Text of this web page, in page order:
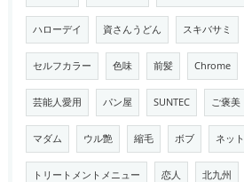
ハローデイ 資さんうどん スキバサミ
セルフカラー 色味 前髪 Chrome
芸能人愛用 パン屋 SUNTEC ご褒美
マダム ウル艶 縮毛 ボブ ネット
トリートメントメニュー 恋人 北九州